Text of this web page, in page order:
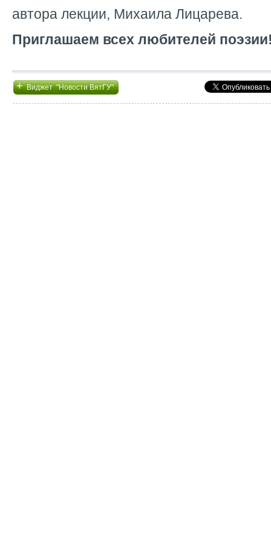
автора лекции, Михаила Лицарева.
Приглашаем всех любителей
+Виджет "Новости ВятГУ"